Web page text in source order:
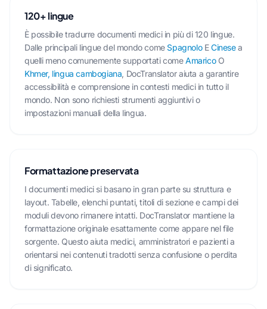
120+ lingue
È possibile tradurre documenti medici in più di 120 lingue.
Dalle principali lingue del mondo come SpagnoloECinesea
quelli meno comunemente supportati comeAmaricoO
Khmer, lingua cambogiana, DocTranslator aiuta a garantire
accessibilità e comprensione in contesti medici in tutto il
mondo. Non sono richiesti strumenti aggiuntivi o
impostazioni manuali della lingua.
Formattazione preservata
I documenti medici si basano in gran parte su struttura e
layout. Tabelle, elenchi puntati, titoli di sezione e campi dei
moduli devono rimanere intatti. DocTranslator mantiene la
formattazione originale esattamente come appare nel file
sorgente. Questo aiuta medici, amministratori e pazienti a
orientarsi nei contenuti tradotti senza confusione o perdita
di significato.